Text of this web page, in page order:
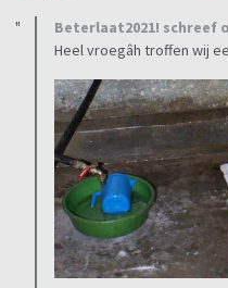
Beterlaat2021! schreef
Heel vroegâh troffen wij